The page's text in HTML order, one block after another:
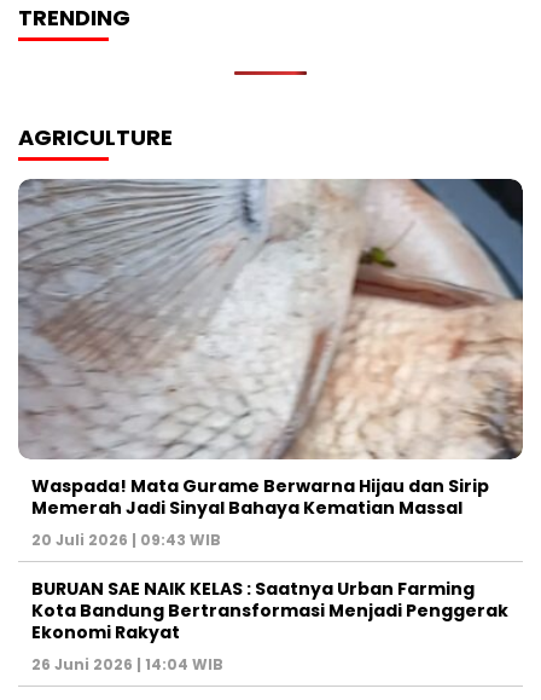
TRENDING
AGRICULTURE
Waspada! Mata Gurame Berwarna Hijau dan Sirip
Memerah Jadi Sinyal Bahaya Kematian Massal
20 Juli 2026 | 09:43 WIB
BURUAN SAE NAIK KELAS : Saatnya Urban Farming
Kota Bandung Bertransformasi Menjadi Penggerak
Ekonomi Rakyat
26 Juni 2026 | 14:04 WIB